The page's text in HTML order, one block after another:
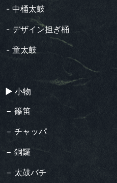
- 中桶太鼓
- デザイン担ぎ桶
- 童太鼓
▶︎ 小物
− 篠笛
− チャッパ
− 銅鑼
− 太鼓バチ